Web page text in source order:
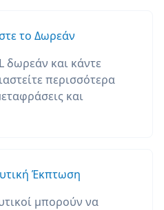
το Δωρεάν
δωρεάν και κάντε
περισσότερα
και
Έκπτωση
μπορούν να